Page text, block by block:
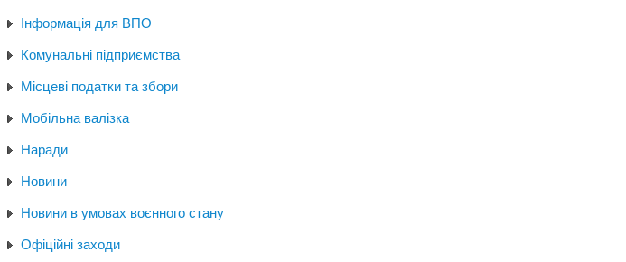
Інформація для ВПО
Комунальні підприємства
Місцеві податки та збори
Мобільна валізка
Наради
Новини
Новини в умовах воєнного стану
Офіційні заходи